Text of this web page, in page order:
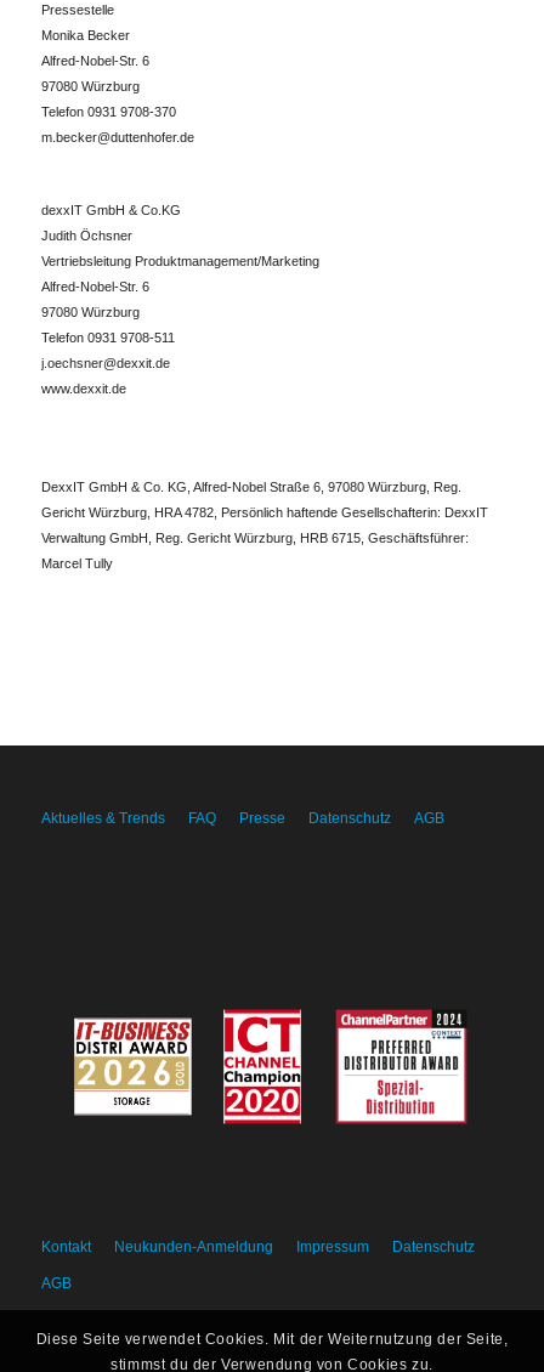
Pressestelle
Monika Becker
Alfred-Nobel-Str. 6
97080 Würzburg
Telefon 0931 9708-370
m.becker@duttenhofer.de
dexxIT GmbH & Co.KG
Judith Öchsner
Vertriebsleitung Produktmanagement/Marketing
Alfred-Nobel-Str. 6
97080 Würzburg
Telefon 0931 9708-511
j.oechsner@dexxit.de
www.dexxit.de
DexxIT GmbH & Co. KG, Alfred-Nobel Straße 6, 97080 Würzburg, Reg.
Gericht Würzburg, HRA 4782, Persönlich haftende Gesellschafterin: DexxIT
Verwaltung GmbH, Reg. Gericht Würzburg, HRB 6715, Geschäftsführer:
Marcel Tully
Aktuelles & Trends FAQ Presse Datenschutz AGB
Kontakt Neukunden-Anmeldung Impressum Datenschutz
AGB
Diese Seite verwendet Cookies. Mit der Weiternutzung der Seite,
stimmst du der Verwendung von Cookies zu.